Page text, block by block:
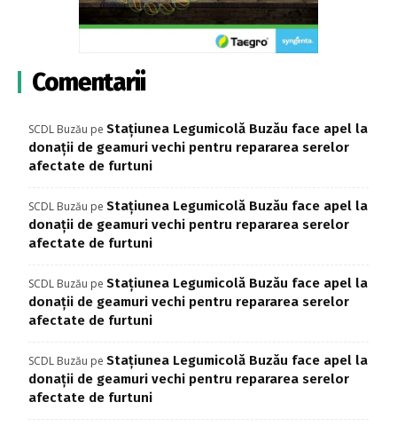
Comentarii
SCDL Buzău pe Stațiunea Legumicolă Buzău face apel la
donații de geamuri vechi pentru repararea serelor
afectate de furtuni
SCDL Buzău pe Stațiunea Legumicolă Buzău face apel la
donații de geamuri vechi pentru repararea serelor
afectate de furtuni
SCDL Buzău pe Stațiunea Legumicolă Buzău face apel la
donații de geamuri vechi pentru repararea serelor
afectate de furtuni
SCDL Buzău pe Stațiunea Legumicolă Buzău face apel la
donații de geamuri vechi pentru repararea serelor
afectate de furtuni